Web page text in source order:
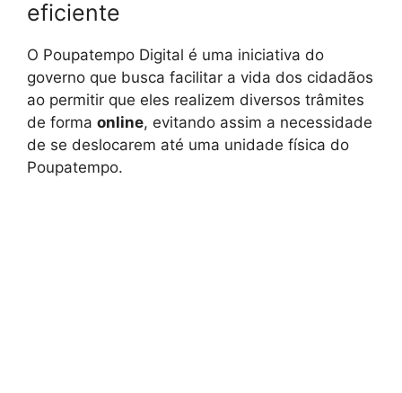
eficiente
O Poupatempo Digital é uma iniciativa do
governo que busca facilitar a vida dos cidadãos
ao permitir que eles realizem diversos trâmites
de forma online, evitando assim a necessidade
de se deslocarem até uma unidade física do
Poupatempo.